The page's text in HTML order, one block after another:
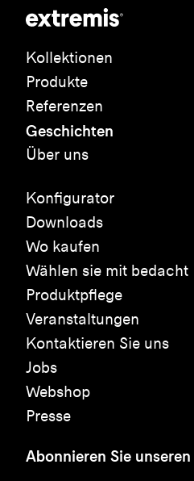
Kollektionen
Produkte
Referenzen
Geschichten
Über uns
Konfigurator
Downloads
Wo kaufen
Wählen sie mit bedacht
Produktpflege
Veranstaltungen
Kontaktieren Sie uns
Jobs
Webshop
Presse
Abonnieren Sie